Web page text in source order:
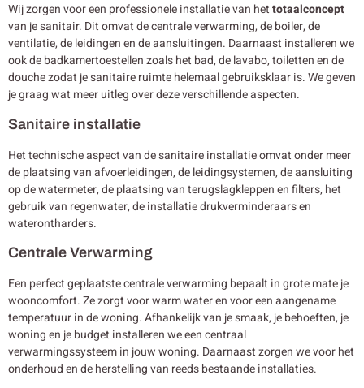
Wij zorgen voor een professionele installatie van hettotaalconcept
van je sanitair. Dit omvat de centrale verwarming, de boiler, de
ventilatie, de leidingen en de aansluitingen. Daarnaast installeren we
ook de badkamertoestellen zoals het bad, de lavabo, toiletten en de
douche zodat je sanitaire ruimte helemaal gebruiksklaar is. We geven
je graag wat meer uitleg over deze verschillende aspecten.
Sanitaire installatie
Het technische aspect van de sanitaire installatie omvat onder meer
de plaatsing van afvoerleidingen, de leidingsystemen, de aansluiting
op de watermeter, de plaatsing van terugslagkleppen en filters, het
gebruik van regenwater, de installatie drukverminderaars en
waterontharders.
Centrale Verwarming
Een perfect geplaatste centrale verwarming bepaalt in grote mate je
wooncomfort. Ze zorgt voor warm water en voor een aangename
temperatuur in de woning. Afhankelijk van je smaak, je behoeften, je
woning en je budget installeren we een centraal
verwarmingssysteem in jouw woning. Daarnaast zorgen we voor het
onderhoud en de herstelling van reeds bestaande installaties.